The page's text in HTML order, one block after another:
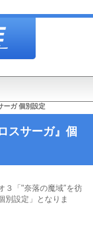
ーガ 個別設定
スサーガ』個
３「"奈落の魔域″を彷
別設定」となりま